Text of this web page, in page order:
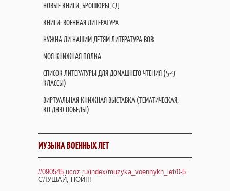
НОВЫЕ КНИГИ, БРОШЮРЫ, СД
КНИГИ: ВОЕННАЯ ЛИТЕРАТУРА
НУЖНА ЛИ НАШИМ ДЕТЯМ ЛИТЕРАТУРА ВОВ
МОЯ КНИЖНАЯ ПОЛКА
СПИСОК ЛИТЕРАТУРЫ ДЛЯ ДОМАШНЕГО ЧТЕНИЯ (5-9
КЛАССЫ)
ВИРТУАЛЬНАЯ КНИЖНАЯ ВЫСТАВКА (ТЕМАТИЧЕСКАЯ,
КО ДНЮ ПОБЕДЫ)
МУЗЫКА ВОЕННЫХ ЛЕТ
//090545.ucoz.ru/index/muzyka_voennykh_let/0-5
СЛУШАЙ, ПОЙ!!!